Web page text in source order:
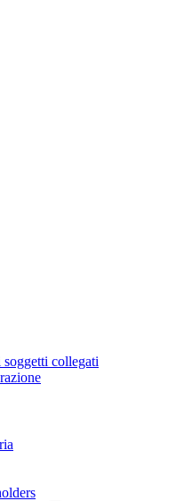
collegati